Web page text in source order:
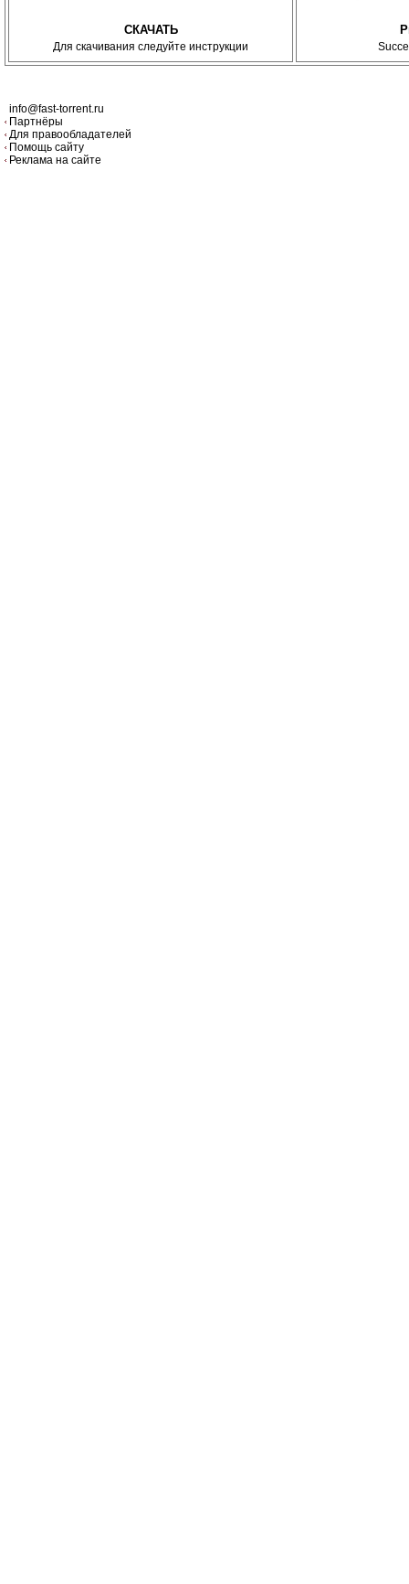
СКАЧАТЬ
Для скачивания следуйте инструкции
info@fast-torrent.ru
Партнёры
Для правообладателей
Помощь сайту
Реклама на сайте